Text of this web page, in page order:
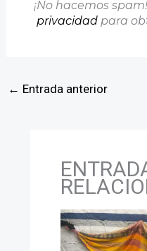
¡No hacemos
privacidad para
← Entrada anterior